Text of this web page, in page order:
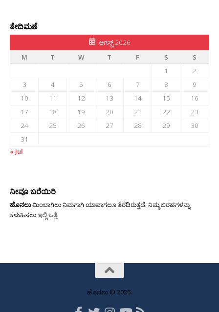
ತೇದಿಮಣೆ
ಆಗಸ್ಟ್ 2026
M
T W T F S
S
1
2
3
4 5 6 7 8
9
10
11 12 13 14 15
16
17
18 19 20 21 22
23
24
25 26 27 28 29
30
31
« Jul
ನೀವೂ ಬರೆಯಿರಿ
ಹೊನಲುಮಿಂಬಾಗಿಲು ನಿಮಗಾಗಿ ಯಾವಾಗಲೂ ತೆರೆದಿರುತ್ತದೆ. ನಿಮ್ಮ ಬರಹಗಳನ್ನು
ಕಳುಹಿಸಲುಇಲ್ಲಿ ಒತ್ತಿ.
ಹೊನಲು © 2026.